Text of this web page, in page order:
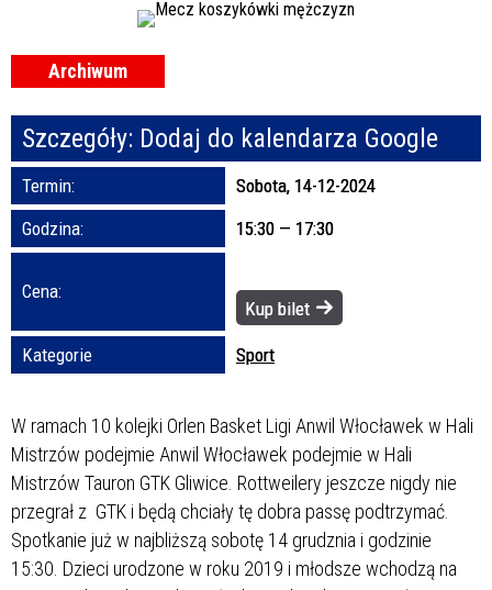
Promowane
Archiwum
Szczegóły: Dodaj do kalendarza Google
Termin:
Sobota, 14-12-2024
Godzina:
15:30 — 17:30
Cena:
Kup bilet
Kategorie Sport
W ramach 10 kolejki Orlen Basket Ligi Anwil Włocławek w Hali
Mistrzów podejmie Anwil Włocławek podejmie w Hali
Mistrzów Tauron GTK Gliwice. Rottweilery jeszcze nigdy nie
przegrał z GTK i będą chciały tę dobra passę podtrzymać.
Spotkanie już w najbliższą sobotę 14 grudznia i godzinie
15:30. Dzieci urodzone w roku 2019 i młodsze wchodzą na